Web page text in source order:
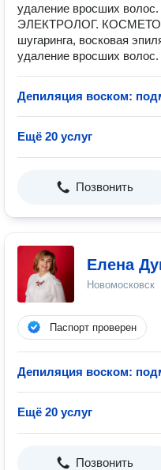
удаление вросших
ЭЛЕКТРОЛОГ.
шугаринга, восковая
удаление вросших
Депиляция воском:
Ещё 20 услуг
Позвонить
Елена
Новомосковск
Паспорт проверен
Депиляция воском:
Ещё 20 услуг
Позвонить